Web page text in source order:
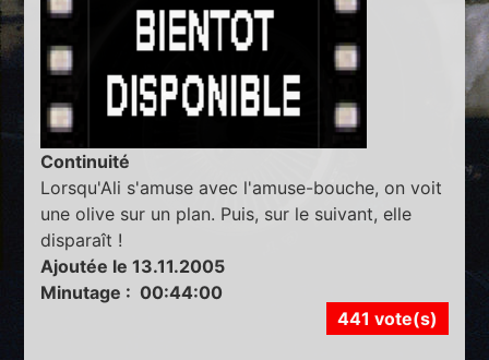
Continuité
Lorsqu'Ali s'amuse avec l'amuse-bouche, on voit
une olive sur un plan. Puis, sur le suivant, elle
disparaît !
Ajoutée le 13.11.2005
Minutage : 00:44:00
441 vote(s)